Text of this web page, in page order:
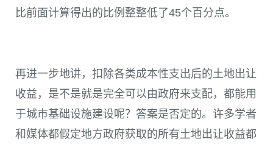
比前面计算得出的比例整整低了45个百分点。
再进一步地讲，扣除各类成本性支出后的土地出让
收益，是不是就是完全可以由政府来支配，都能用
于城市基础设施建设呢？答案是否定的。许多学者
和媒体都假定地方政府获取的所有土地出让收益都